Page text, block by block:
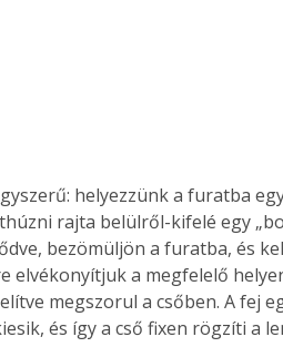
helyezzünk a furatba
rajta belülről-kifelé egy
bezömüljön a furatba, és
elvékonyítjuk a megfelelő
megszorul a csőben. A fej
és így a cső fixen rögzíti a